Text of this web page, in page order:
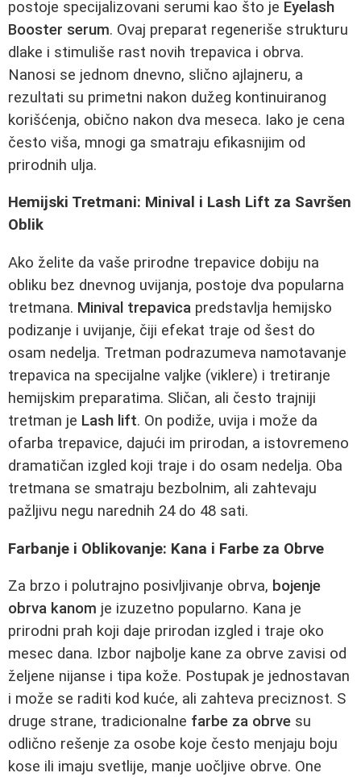
postoje specijalizovani serumi kao što je Eyelash
Booster serum. Ovaj preparat regeneriše strukturu
dlake i stimuliše rast novih trepavica i obrva.
Nanosi se jednom dnevno, slično ajlajneru, a
rezultati su primetni nakon dužeg kontinuiranog
korišćenja, obično nakon dva meseca. Iako je cena
često viša, mnogi ga smatraju efikasnijim od
prirodnih ulja.
Hemijski Tretmani: Minival i Lash Lift za Savršen
Oblik
Ako želite da vaše prirodne trepavice dobiju na
obliku bez dnevnog uvijanja, postoje dva popularna
tretmana. Minival trepavica predstavlja hemijsko
podizanje i uvijanje, čiji efekat traje od šest do
osam nedelja. Tretman podrazumeva namotavanje
trepavica na specijalne valjke (viklere) i tretiranje
hemijskim preparatima. Sličan, ali često trajniji
tretman je Lash lift. On podiže, uvija i može da
ofarba trepavice, dajući im prirodan, a istovremeno
dramatičan izgled koji traje i do osam nedelja. Oba
tretmana se smatraju bezbolnim, ali zahtevaju
pažljivu negu narednih 24 do 48 sati.
Farbanje i Oblikovanje: Kana i Farbe za Obrve
Za brzo i polutrajno posivljivanje obrva, bojenje
obrva kanom je izuzetno popularno. Kana je
prirodni prah koji daje prirodan izgled i traje oko
mesec dana. Izbor najbolje kane za obrve zavisi od
željene nijanse i tipa kože. Postupak je jednostavan
i može se raditi kod kuće, ali zahteva preciznost. S
druge strane, tradicionalne farbe za obrve su
odlično rešenje za osobe koje često menjaju boju
kose ili imaju svetlije, manje uočljive obrve. One